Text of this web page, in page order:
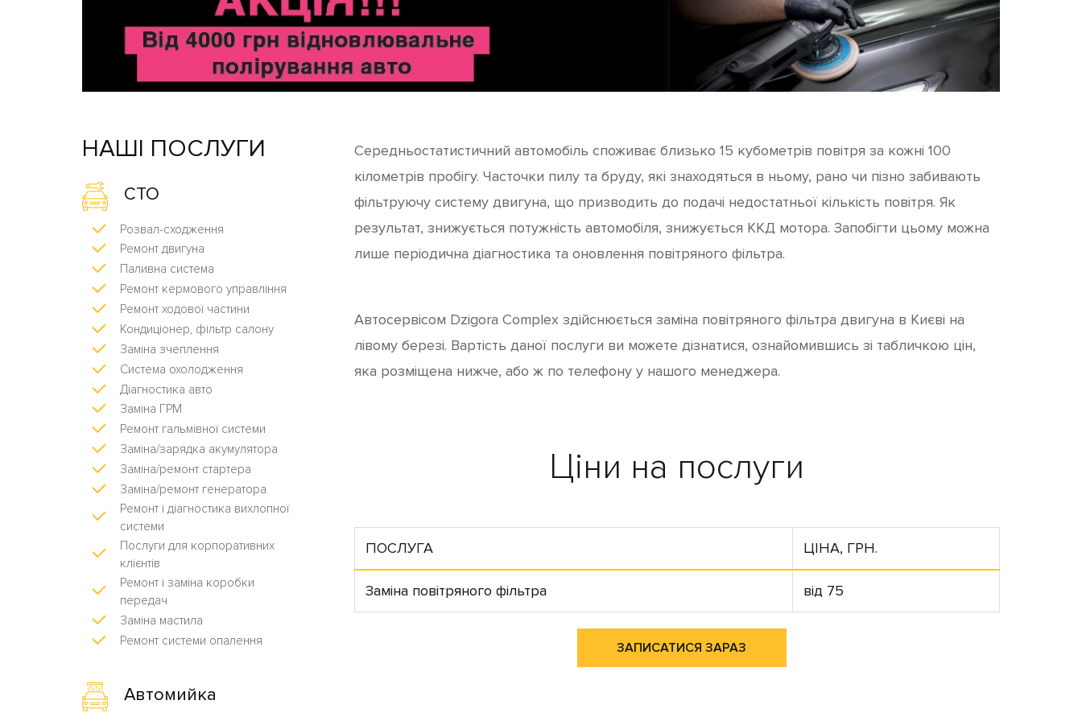
НАШІ ПОСЛУГИ
СТО
Розвал-сходження
Ремонт двигуна
Паливна система
Ремонт кермового управління
Ремонт ходової частини
Кондиціонер, фільтр салону
Заміна зчеплення
Система охолодження
Діагностика авто
Заміна ГРМ
Ремонт гальмівної системи
Заміна/зарядка акумулятора
Заміна/ремонт стартера
Заміна/ремонт генератора
Ремонт і діагностика вихлопної
системи
Послуги для корпоративних
клієнтів
Ремонт і заміна коробки
передач
Заміна мастила
Ремонт системи опалення
Автомийка
Середньостатистичний автомобіль споживає близько 15 кубометрів повітря за кожні 100
кілометрів пробігу. Часточки пилу та бруду, які знаходяться в ньому, рано чи пізно забивають
фільтруючу систему двигуна, що призводить до подачі недостатньої кількість повітря. Як
результат, знижується потужність автомобіля, знижується ККД мотора. Запобігти цьому можна
лише періодична діагностика та оновлення повітряного фільтра.
Автосервісом Dzigora Complex здійснюється заміна повітряного фільтра двигуна в Києві на
лівому березі. Вартість даної послуги ви можете дізнатися, ознайомившись зі табличкою цін,
яка розміщена нижче, або ж по телефону у нашого менеджера.
Ціни на послуги
ПОСЛУГА ЦІНА, ГРН.
Заміна повітряного фільтра від 75
ЗАПИСАТИСЯ ЗАРАЗ